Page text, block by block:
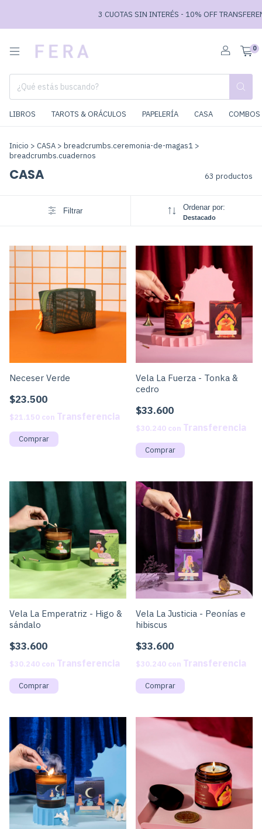
3 CUOTAS SIN INTERÉS - 10% OFF TRANSFERENCIA //
0
LIBROS TAROTS & ORÁCULOS PAPELERÍA CASA
Inicio > CASA > breadcrumbs.ceremonia-de-magas1 >
breadcrumbs.cuadernos
CASA 63 productos
Filtrar Ordenar por:
Destacado
Neceser Verde
$23.500
$21.150 con
Vela La Fuerza - Tonka &
cedro
$33.600
$30.240 con
Vela La Emperatriz - Higo &
sándalo
$33.600
$30.240 con
Vela La Justicia - Peonías e
hibiscus
$33.600
$30.240 con